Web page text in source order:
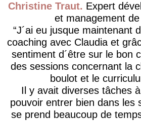
Christine Traut
Expert
et management
J´ai eu jusque maintenant
coaching avec Claudia et
sentiment d´être sur le bon
des sessions concernant la
boulot et le
Il y avait diverses tâches
pouvoir entrer bien dans les
se prend beaucoup de